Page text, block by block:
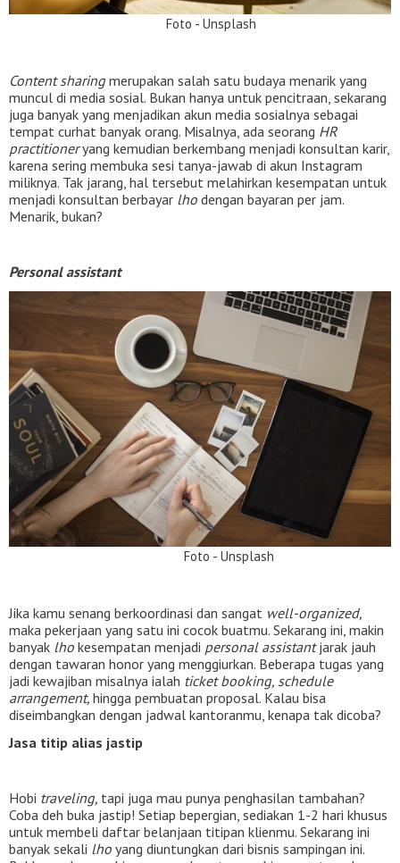
Foto - Unsplash
Content sharingmerupakan salah satu budaya menarik yang
muncul di media sosial. Bukan hanya untuk pencitraan, sekarang
juga banyak yang menjadikan akun media sosialnya sebagai
tempat curhat banyak orang. Misalnya, ada seorang HR
practitioneryang kemudian berkembang menjadi konsultan karir,
karena sering membuka sesi tanya-jawab di akun Instagram
miliknya. Tak jarang, hal tersebut melahirkan kesempatan untuk
menjadi konsultan berbayar lho dengan bayaran per jam.
Menarik, bukan?
Personal assistant
Foto - Unsplash
Jika kamu senang berkoordinasi dan sangat well-organized,
maka pekerjaan yang satu ini cocok buatmu. Sekarang ini, makin
banyak lho kesempatan menjadi personal assistantjarak jauh
dengan tawaran honor yang menggiurkan. Beberapa tugas yang
jadi kewajiban misalnya ialah ticket booking, schedule
arrangement, hingga pembuatan proposal. Kalau bisa
diseimbangkan dengan jadwal kantoranmu, kenapa tak dicoba?
Jasa titip alias jastip
Hobi traveling, tapi juga mau punya penghasilan tambahan?
Coba deh buka jastip! Setiap bepergian, sediakan 1-2 hari khusus
untuk membeli daftar belanjaan titipan klienmu. Sekarang ini
banyak sekali lho yang diuntungkan dari bisnis sampingan ini.